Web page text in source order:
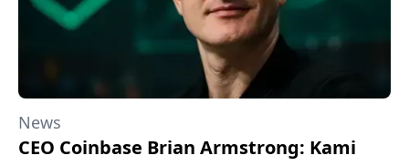
News
CEO Coinbase Brian Armstrong: Kami